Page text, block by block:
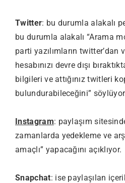
Twitter: bu durumla alakalı
bu durumla alakalı “Arama
parti yazılımların twitter’dan
hesabınızı devre dışı
bilgileri ve attığınız twitleri
bulundurabileceğini”
Instagram: paylaşım
zamanlarda yedekleme ve
amaçlı” yapacağını açıklıyor.
Snapchat: ise paylaşılan